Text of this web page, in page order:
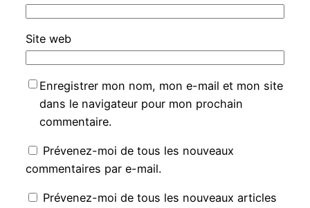
Site web
Enregistrer mon nom, mon e-mail et mon site
dans le navigateur pour mon prochain
commentaire.
Prévenez-moi de tous les nouveaux
commentaires par e-mail.
Prévenez-moi de tous les nouveaux articles